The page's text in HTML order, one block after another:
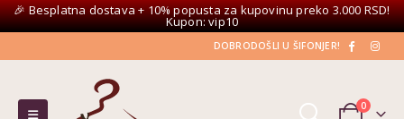
🎉 Besplatna dostava + 10% popusta za kupovinu preko 3.000 RSD!
Kupon: vip10
DOBRODOŠLI U ŠIFONJER!
0